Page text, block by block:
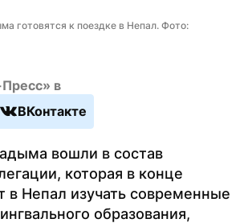
готовятся к поездке в Непал. Фото:
в
ВКонтакте
вошли в состав
которая в конце
в Непал изучать современные
образования,